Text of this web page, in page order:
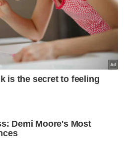
Madani seimbang
semua kaum,
- PM
pokok tumbang:
disaran wujudkan zon
di laluan berisiko